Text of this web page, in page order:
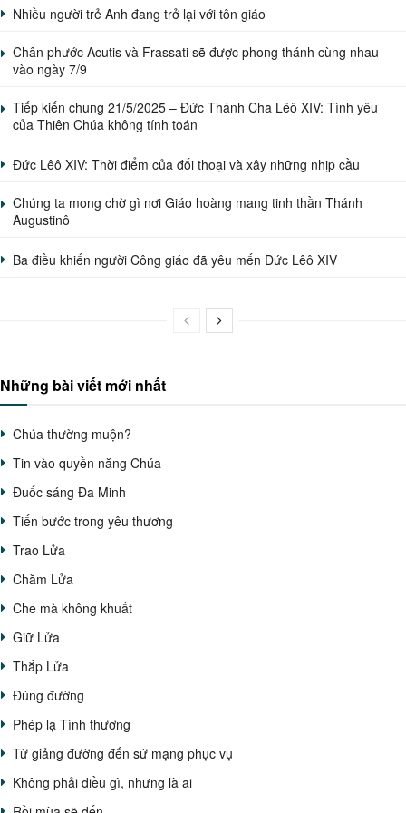
Nhiều người trẻ Anh đang trở lại với tôn giáo
Chân phước Acutis và Frassati sẽ được phong thánh cùng nhau
vào ngày 7/9
Tiếp kiến chung 21/5/2025 – Đức Thánh Cha Lêô XIV: Tình yêu
của Thiên Chúa không tính toán
Đức Lêô XIV: Thời điểm của đối thoại và xây những nhịp cầu
Chúng ta mong chờ gì nơi Giáo hoàng mang tinh thần Thánh
Augustinô
Ba điều khiến người Công giáo đã yêu mến Đức Lêô XIV
Những bài viết mới nhất
Chúa thường muộn?
Tin vào quyền năng Chúa
Đuốc sáng Đa Minh
Tiến bước trong yêu thương
Trao Lửa
Chăm Lửa
Che mà không khuất
Giữ Lửa
Thắp Lửa
Đúng đường
Phép lạ Tình thương
Từ giảng đường đến sứ mạng phục vụ
Không phải điều gì, nhưng là ai